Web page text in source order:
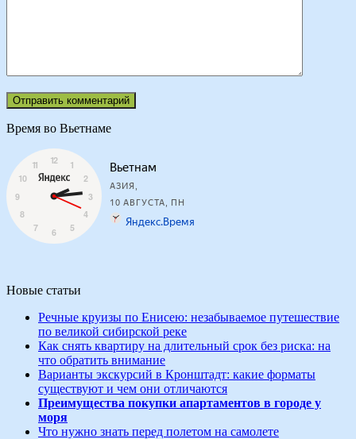
Время во Вьетнаме
Новые статьи
Речные круизы по Енисею: незабываемое путешествие
по великой сибирской реке
Как снять квартиру на длительный срок без риска: на
что обратить внимание
Варианты экскурсий в Кронштадт: какие форматы
существуют и чем они отличаются
Преимущества покупки апартаментов в городе у
моря
Что нужно знать перед полетом на самолете